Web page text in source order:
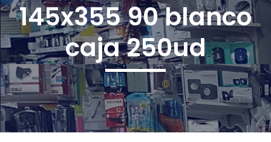
Papelería
Servicios
Novedades
145x355 90 blanco
caja 250ud